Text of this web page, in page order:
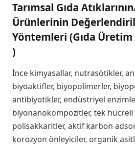
Tarımsal Gıda
Ürünlerinin
Yöntemleri (Gıda
)
İnce kimyasallar, nutrasötikler,
biyoaktifler, biyopolimerler,
antibiyotikler, endüstriyel
biyonanokompozitler, tek
polisakkaritler, aktif karbon
korozyon önleyiciler, organik